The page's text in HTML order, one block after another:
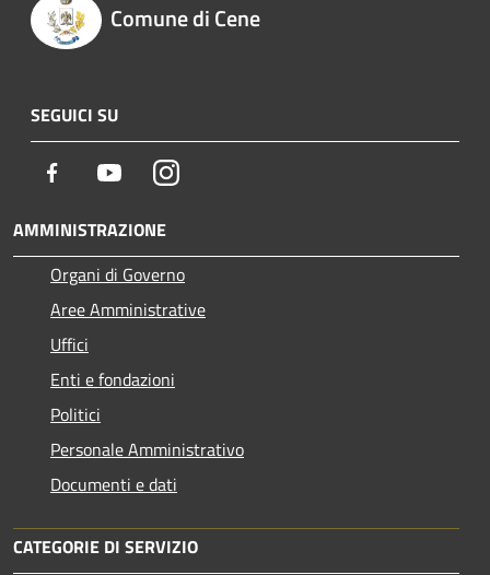
Comune di Cene
SEGUICI SU
Facebook YoutubeInstagram
AMMINISTRAZIONE
Organi di Governo
Aree Amministrative
Uffici
Enti e fondazioni
Politici
Personale Amministrativo
Documenti e dati
CATEGORIE DI SERVIZIO